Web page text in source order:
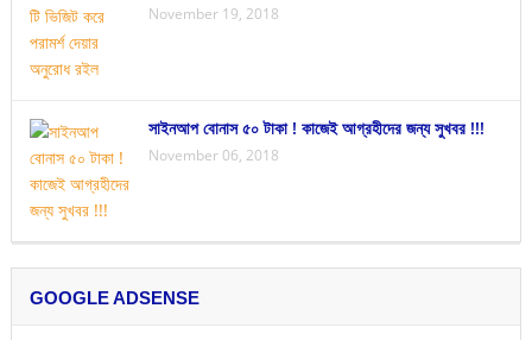
November 19, 2018
সাইনআপ বোনাস ৫০ টাকা ! কাজেই আগ্রহীদের জন্য সুখবর !!!
November 06, 2018
GOOGLE ADSENSE